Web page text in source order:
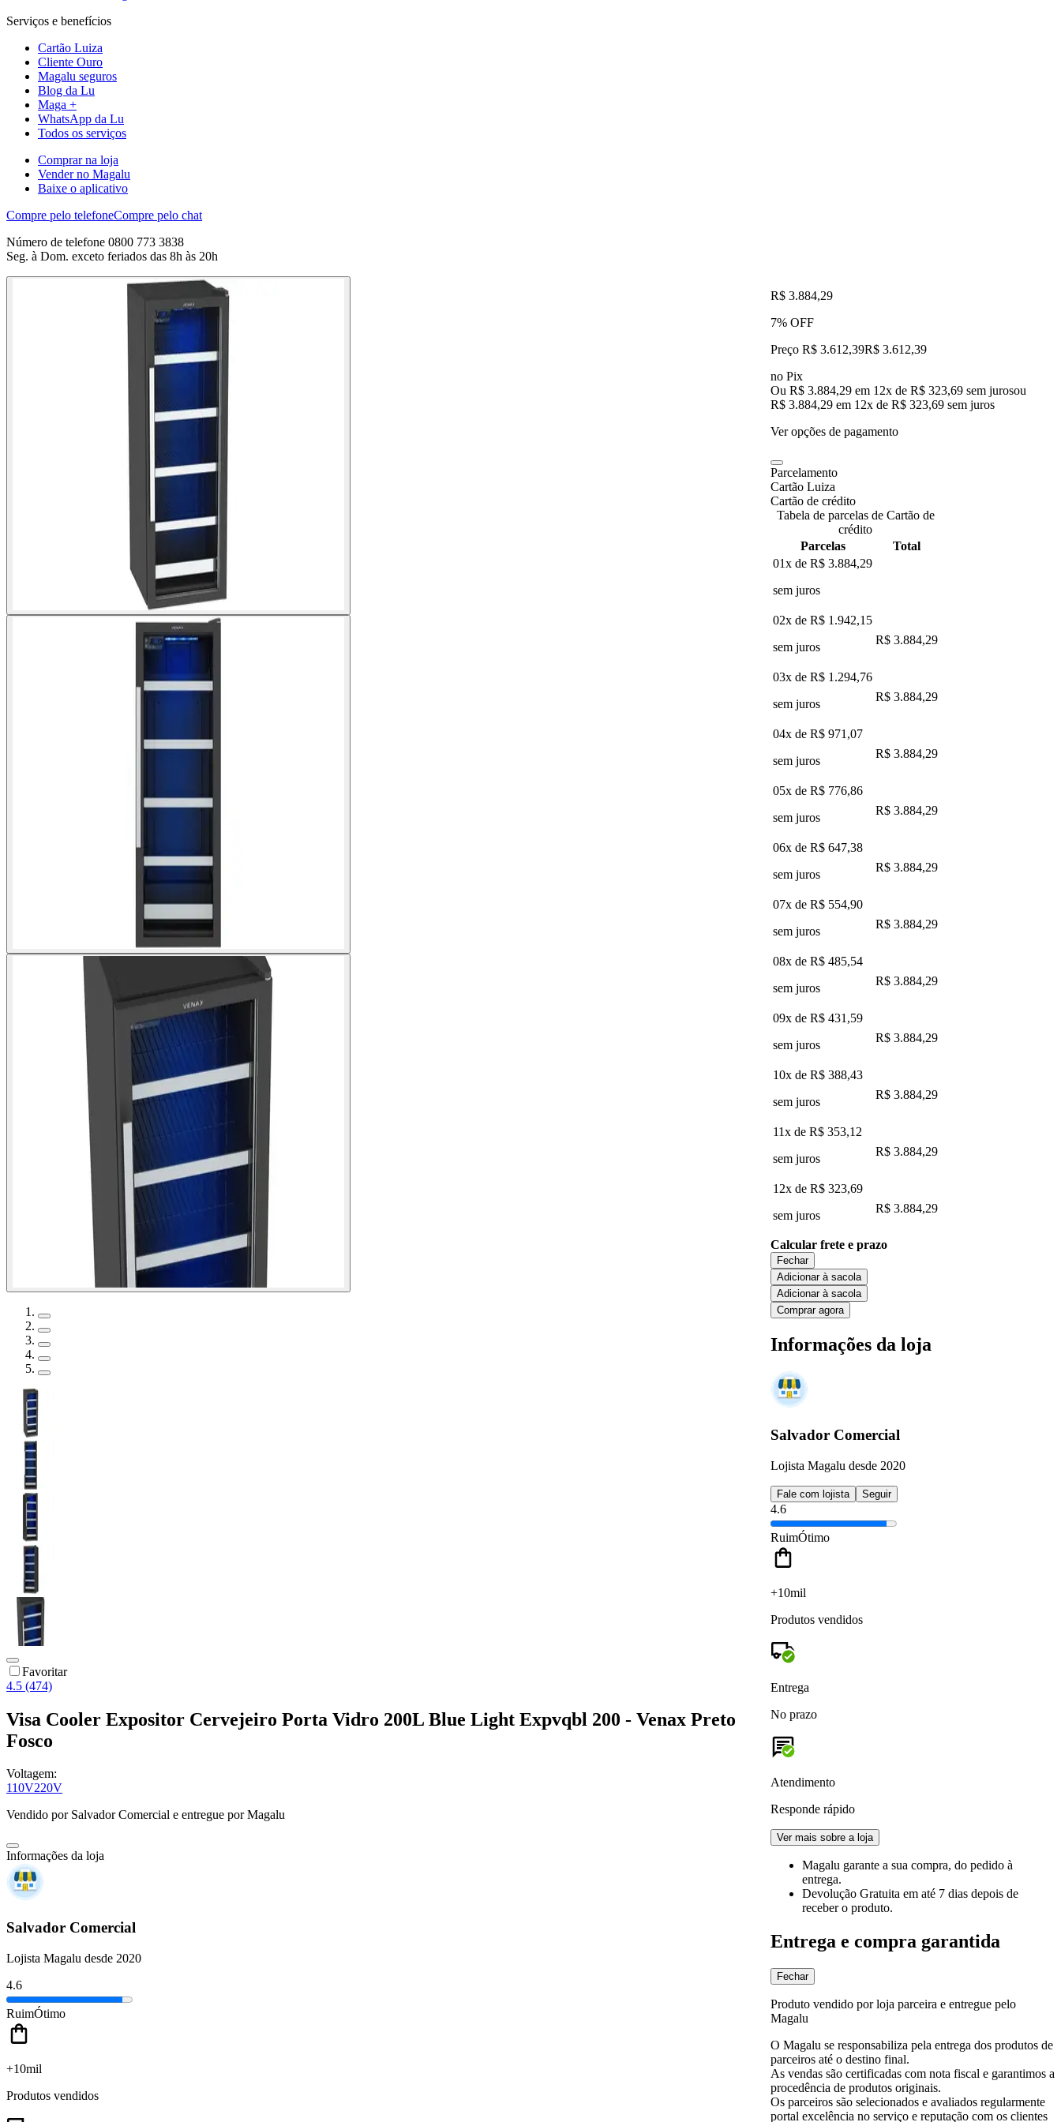
Serviços e benefícios
Cartão Luiza
Cliente Ouro
Magalu seguros
Blog da Lu
Maga +
WhatsApp da Lu
Todos os serviços
Comprar na loja
Vender no Magalu
Baixe o aplicativo
Compre pelo telefoneCompre pelo chat
Número de telefone 0800 773 3838
Seg. à Dom. exceto feriados das 8h às 20h
Favoritar
4.5 (474)
Visa Cooler Expositor Cervejeiro Porta Vidro 200L Blue Light Expvqbl 200 - Venax Preto
Fosco
Voltagem:
110V220V
Vendido por Salvador Comercial e entregue por Magalu
Informações da loja
Salvador Comercial
Lojista Magalu desde 2020
4.6
RuimÓtimo
+10mil
Produtos vendidos
R$ 3.884,29
7% OFF
Preço R$ 3.612,39R$ 3.612,39
no Pix
Ou R$ 3.884,29 em 12x de R$ 323,69 sem jurosou
R$ 3.884,29 em 12x de R$ 323,69 sem juros
Ver opções de pagamento
Parcelamento
Cartão Luiza
Cartão de crédito
Tabela de parcelas de Cartão de
crédito
Parcelas
Total
01x de R$ 3.884,29
sem juros
02x de R$ 1.942,15
sem juros
R$ 3.884,29
03x de R$ 1.294,76
sem juros
R$ 3.884,29
04x de R$ 971,07
sem juros
R$ 3.884,29
05x de R$ 776,86
sem juros
R$ 3.884,29
06x de R$ 647,38
sem juros
R$ 3.884,29
07x de R$ 554,90
sem juros
R$ 3.884,29
08x de R$ 485,54
sem juros
R$ 3.884,29
09x de R$ 431,59
sem juros
R$ 3.884,29
10x de R$ 388,43
sem juros
R$ 3.884,29
11x de R$ 353,12
sem juros
R$ 3.884,29
12x de R$ 323,69
sem juros
R$ 3.884,29
Calcular frete e prazo
Fechar
Adicionar à sacola
Adicionar à sacola
Comprar agora
Informações da loja
Salvador Comercial
Lojista Magalu desde 2020
Fale com lojista Seguir
4.6
RuimÓtimo
+10mil
Produtos vendidos
Entrega
No prazo
Atendimento
Responde rápido
Ver mais sobre a loja
Magalu garante a sua compra, do pedido à
entrega.
Devolução Gratuita em até 7 dias depois de
receber o produto.
Entrega e compra garantida
Fechar
Produto vendido por loja parceira e entregue pelo
Magalu
O Magalu se responsabiliza pela entrega dos produtos de
parceiros até o destino final.
As vendas são certificadas com nota fiscal e garantimos a
procedência de produtos originais.
Os parceiros são selecionados e avaliados regularmente
portal excelência no serviço e reputação com os clientes